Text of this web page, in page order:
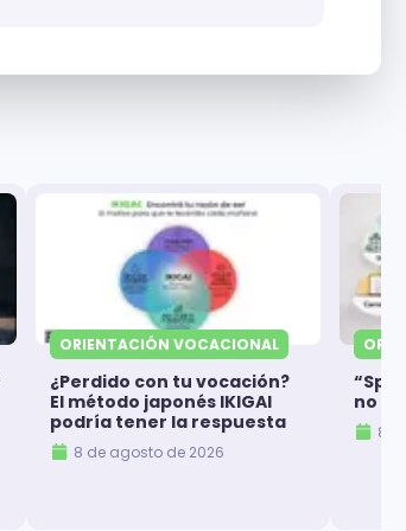
ORIENTACIÓN VOCACIONAL
¿Perdido con tu vocación?
El método japonés IKIGAI
podría tener la respuesta
8 de agosto de 2026
no se
8